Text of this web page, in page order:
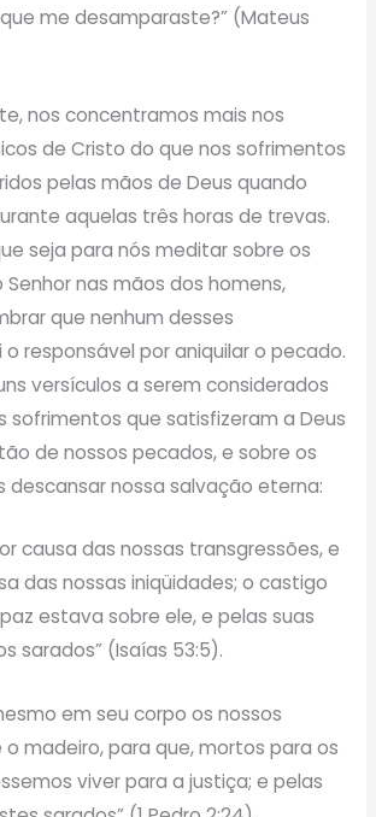
me desamparaste?” (Mateus
nos concentramos mais nos
de Cristo do que nos sofrimentos
pelas mãos de Deus quando
aquelas três horas de trevas.
seja para nós meditar sobre os
nas mãos dos homens,
que nenhum desses
responsável por aniquilar o pecado.
versículos a serem considerados
sofrimentos que satisfizeram a Deus
de nossos pecados, e sobre os
descansar nossa salvação eterna:
causa das nossas transgressões, e
das nossas iniqüidades; o castigo
estava sobre ele, e pelas suas
sarados” (Isaías 53:5).
em seu corpo os nossos
madeiro, para que, mortos para os
viver para a justiça; e pelas